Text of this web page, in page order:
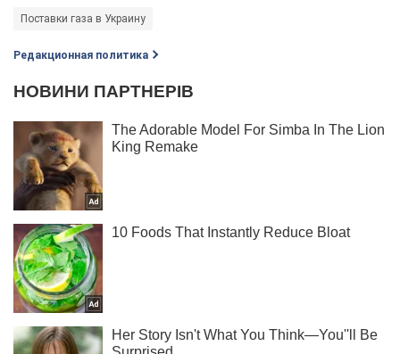
Поставки газа в Украину
Редакционная политика